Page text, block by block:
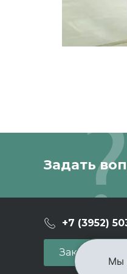
Задать
+7 (3952)
Заказать
Мы